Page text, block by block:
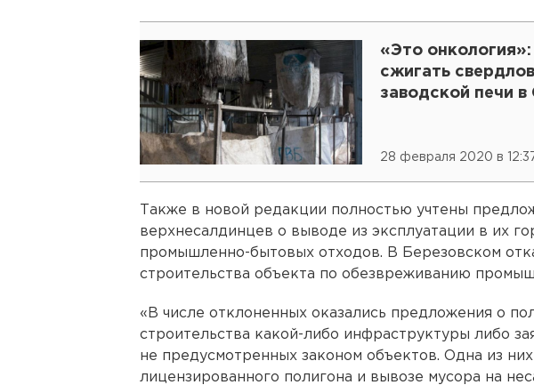
«Это
сжигать
заводской печи
28 февраля 2020 в
Также в новой редакции полностью учтены
верхнесалдинцев о выводе из эксплуатации в их
промышленно-бытовых отходов. В Березовском
строительства объекта по обезвреживанию
«В числе отклоненных оказались предложения о
строительства какой-либо инфраструктуры либо
не предусмотренных законом объектов. Одна из
лицензированного полигона и вывозе мусора на